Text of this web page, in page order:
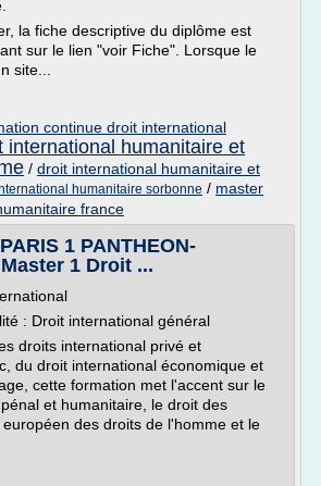
la fiche descriptive du diplôme est
sur le lien "voir Fiche". Lorsque le
site...
continue droit international
international humanitaire et
/ droit international humanitaire et
humanitaire sorbonne / master
france
1 PANTHEON-
1 Droit ...
: Droit international général
droits international privé et
du droit international économique et
cette formation met l'accent sur le
et humanitaire, le droit des
des droits de l'homme et le